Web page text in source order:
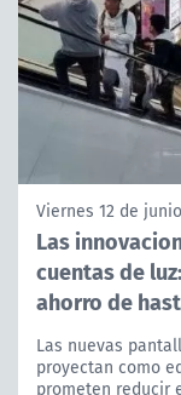
Viernes 12 de
Las
cuentas de
ahorro de
Las nuevas
proyectan como
prometen reducir